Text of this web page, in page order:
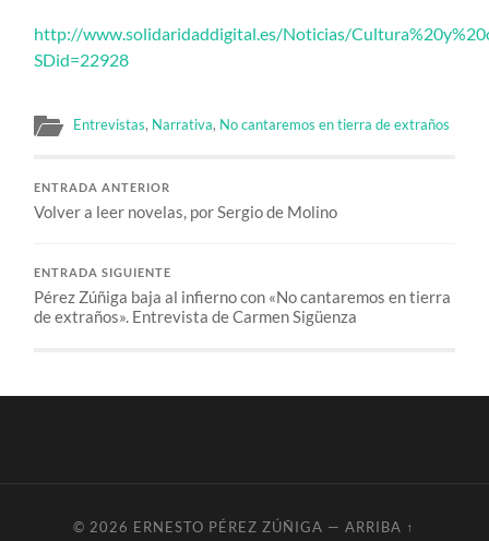
http://www.solidaridaddigital.es/Noticias/
SDid=22928
Entrevistas, Narrativa, No cantaremos en tierra de extraños
ENTRADA ANTERIOR
Volver a leer novelas, por Sergio de Molino
ENTRADA SIGUIENTE
Pérez Zúñiga baja al infierno con «No cantaremos en tierra
de extraños». Entrevista de Carmen Sigüenza
© 2026 ERNESTO PÉREZ ZÚÑIGA —ARRIBA ↑